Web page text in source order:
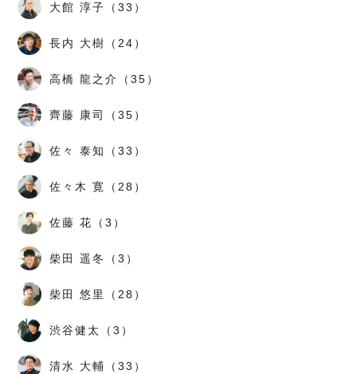
大館 淳子（33）
長内 大樹（24）
高橋 龍之介（35）
齊藤 康司（35）
佐々 泰知（33）
佐々木 寛（28）
佐藤 花（3）
柴田 遥冬（3）
柴田 悠里（28）
渋谷健太（3）
清水 大輔（33）